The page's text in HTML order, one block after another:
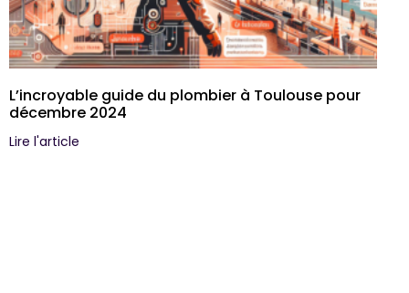
L’incroyable guide du plombier à Toulouse pour
décembre 2024
Lire l'article